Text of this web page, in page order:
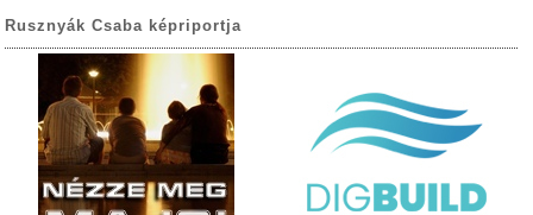
Rusznyák Csaba képriportja